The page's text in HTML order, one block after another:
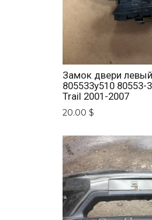
Замок двери
805533y510 80553-
Trail 2001-2007
20.00 $